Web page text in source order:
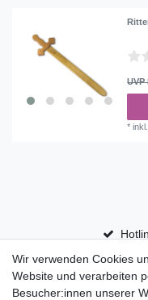
UVP
*
30
Wir verwenden Cookies
Website und verarbeiten
Besucher:innen unserer